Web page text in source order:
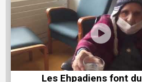
Les Ehpadiens font